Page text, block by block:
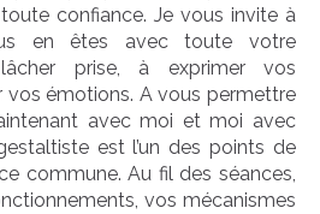
confiance. Je vous invite à
en êtes avec toute votre
prise, à exprimer vos
vos émotions. A vous permettre
avec moi et moi avec
est l’un des points de
commune. Au fil des séances,
vos mécanismes